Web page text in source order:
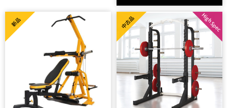
新品 High Spec
中古品